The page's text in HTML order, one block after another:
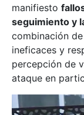
manifiesto
seguimiento y
combinación
ineficaces y
percepción de
ataque en